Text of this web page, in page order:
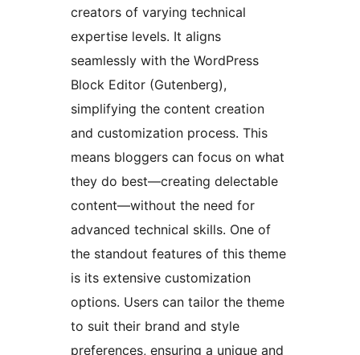
creators of varying technical
expertise levels. It aligns
seamlessly with the WordPress
Block Editor (Gutenberg),
simplifying the content creation
and customization process. This
means bloggers can focus on what
they do best—creating delectable
content—without the need for
advanced technical skills. One of
the standout features of this theme
is its extensive customization
options. Users can tailor the theme
to suit their brand and style
preferences, ensuring a unique and